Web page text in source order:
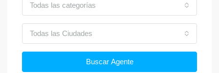
Todas las categorías
Todas las Ciudades
Buscar Agente